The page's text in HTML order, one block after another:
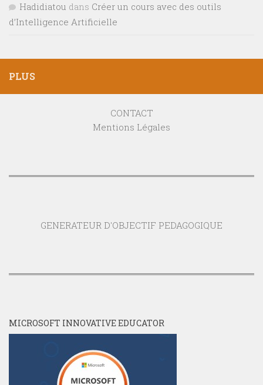
Hadidiatou dans Créer un cours avec des outils
d’Intelligence Artificielle
PLUS
CONTACT
Mentions Légales
GENERATEUR D'OBJECTIF PEDAGOGIQUE
MICROSOFT INNOVATIVE EDUCATOR